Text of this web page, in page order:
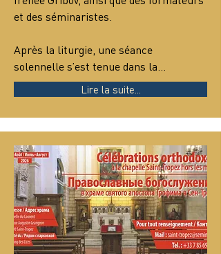
et des séminaristes.
Après la liturgie, une séance
solennelle s’est tenue dans la…
Lire la suite...